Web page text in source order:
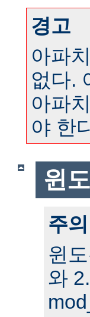
경고
아파
없다.
아파
야 한
윈
주의
윈
와